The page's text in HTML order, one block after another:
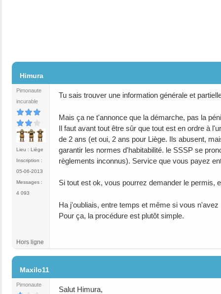
Himura
Pimonaute
incurable
Lieu : Liège
Inscription :
05-06-2013
Messages :
4 093
Tu sais trouver une information générale et
Mais ça ne t'annonce que la démarche, pas la
Il faut avant tout être sûr que tout est en ordre à
de 2 ans (et oui, 2 ans pour Liège. Ils abusent,
garantir les normes d'habitabilité. le SSSP se
règlements inconnus). Service que vous payez
Si tout est ok, vous pourrez demander le permis,
Ha j'oubliais, entre temps et même si vous
Pour ça, la procédure est plutôt simple.
Hors ligne
Maxilo11
Pimonaute
Salut Himura,